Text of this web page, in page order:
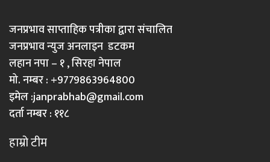
जनप्रभाव साप्ताहिक पत्रीका द्वारा संचालित
जनप्रभाव न्युज अनलाइन डटकम
लहान नपा – १ , सिरहा नेपाल
मो. नम्बर : +9779863964800
इमेल :janprabhab@gmail.com
दर्ता नम्बर : ११८
हाम्रो टीम